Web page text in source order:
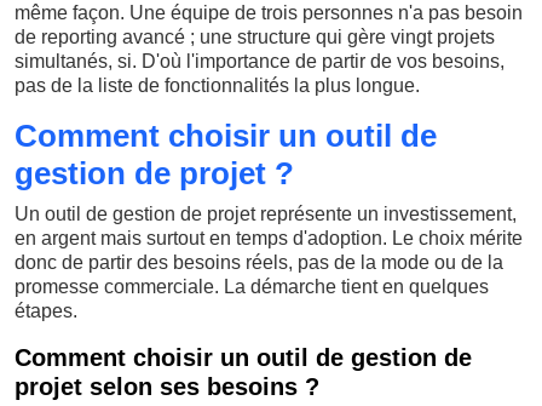
même façon. Une équipe de trois personnes n'a pas besoin
de reporting avancé ; une structure qui gère vingt projets
simultanés, si. D'où l'importance de partir de vos besoins,
pas de la liste de fonctionnalités la plus longue.
Comment choisir un outil de
gestion de projet ?
Un outil de gestion de projet représente un investissement,
en argent mais surtout en temps d'adoption. Le choix mérite
donc de partir des besoins réels, pas de la mode ou de la
promesse commerciale. La démarche tient en quelques
étapes.
Comment choisir un outil de gestion de
projet selon ses besoins ?